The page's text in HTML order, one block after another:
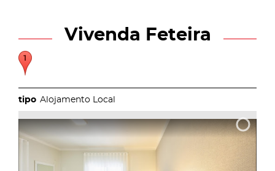
Vivenda Feteira
Alojamento Local